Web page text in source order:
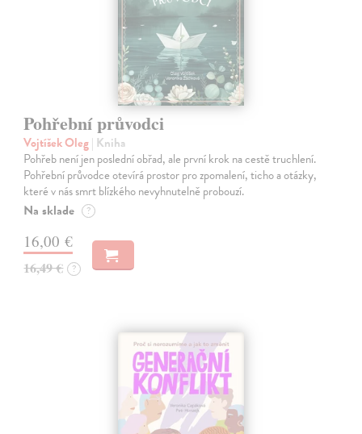
Pohřební průvodci
Vojtíšek Oleg| Kniha
Pohřeb není jen poslední obřad, ale první krok na cestě truchlení.
Pohřební průvodce otevírá prostor pro zpomalení, ticho a otázky,
které v nás smrt blízkého nevyhnutelně probouzí.
Na sklade ?
16,00 €
16,49 € ?